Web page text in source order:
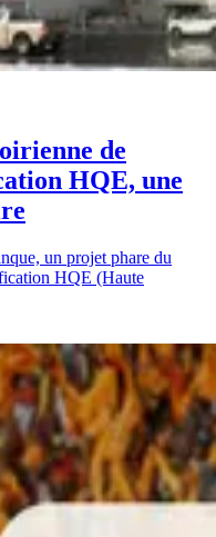
de
HQE, une
un projet phare du
HQE (Haute